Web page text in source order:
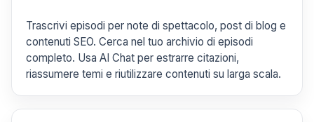
Trascrivi episodi per note di spettacolo, post di blog e
contenuti SEO. Cerca nel tuo archivio di episodi
completo. Usa AI Chat per estrarre citazioni,
riassumere temi e riutilizzare contenuti su larga scala.